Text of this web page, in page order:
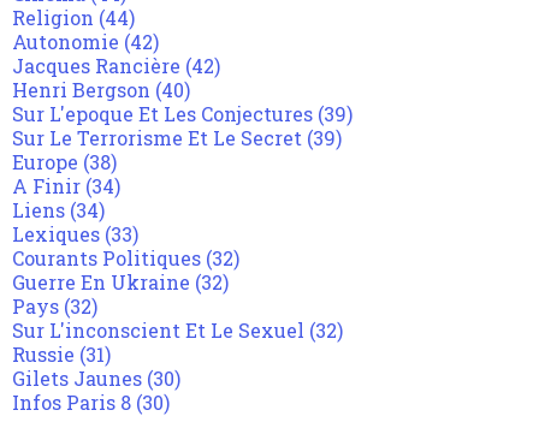
Religion (44)
Autonomie (42)
Jacques Rancière (42)
Henri Bergson (40)
Sur L'epoque Et Les Conjectures (39)
Sur Le Terrorisme Et Le Secret (39)
Europe (38)
A Finir (34)
Liens (34)
Lexiques (33)
Courants Politiques (32)
Guerre En Ukraine (32)
Pays (32)
Sur L'inconscient Et Le Sexuel (32)
Russie (31)
Gilets Jaunes (30)
Infos Paris 8 (30)